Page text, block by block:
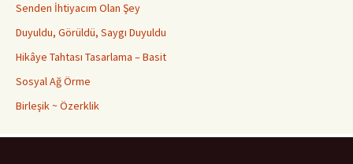
Senden İhtiyacım Olan Şey
Duyuldu, Görüldü, Saygı Duyuldu
Hikâye Tahtası Tasarlama – Basit
Sosyal Ağ Örme
Birleşik ~ Özerklik